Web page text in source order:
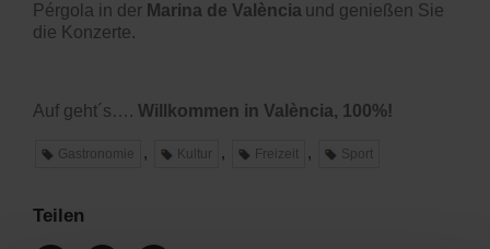
Pérgola in der Marina de València und genießen Sie
die Konzerte.
Auf geht´s…. Willkommen in València, 100%!
Gastronomie , Kultur , Freizeit , Sport
Teilen